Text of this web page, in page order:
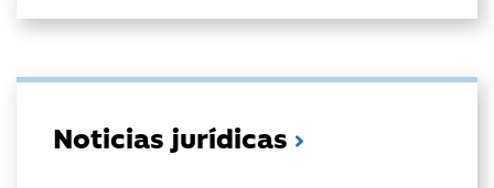
Noticias jurídicas